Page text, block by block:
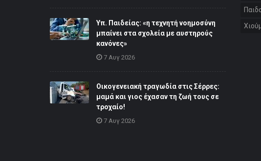
Υπ. Παιδείας: «η τεχνητή νοημοσύνη
μπαίνει στα σχολεία με αυστηρούς
κανόνες»
7 Αυγ 2026
Οικογενειακή τραγωδία στις Σέρρες:
μαμά και γιος έχασαν τη ζωή τους σε
τροχαίο!
7 Αυγ 2026